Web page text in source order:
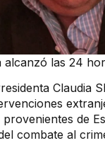
alcanzó las 24
Claudia
de
combate al